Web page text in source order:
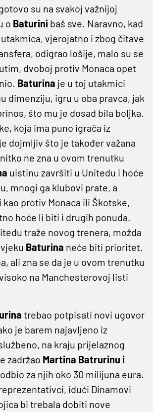
su na svakoj važnijoj
o Baturini baš sve. Naravno, kad
vjerojatno i zbog čitave
odigrao lošije, malo su se
dvoboj protiv Monaca opet
Baturina je u toj utakmici
dimenziju, igru u oba pravca, jak
što mu je dosad bila boljka.
koja ima puno igrača iz
dojmljiv što je također važana
ne zna u ovom trenutku
uistinu završiti u Unitedu i hoće
mnogi ga klubovi prate, a
protiv Monaca ili Škotske,
hoće li biti i drugih ponuda.
traže novog trenera, možda
Baturina neće biti prioritet.
ali zna se da je u ovom trenutku
na Manchesterovoj listi
trebao potpisati novi ugovor
je barem najavljeno iz
na kraju prijelaznog
zadržao Martina Batrurinu i
odbio za njih oko 30 milijuna eura.
idući Dinamovi
bi trebala dobiti nove